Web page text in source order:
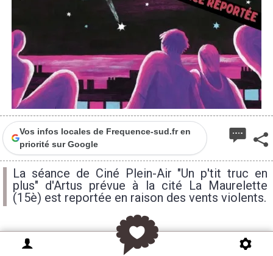
Vos infos locales de Frequence-sud.fr en
priorité sur Google
La séance de Ciné Plein-Air "Un p'tit truc en
plus" d'Artus prévue à la cité La Maurelette
(15è) est reportée en raison des vents violents.
Initialement prévue ce mardi 8 juillet à la cité La